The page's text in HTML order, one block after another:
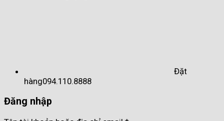
Đặt
hàng094.110.8888
Đăng nhập